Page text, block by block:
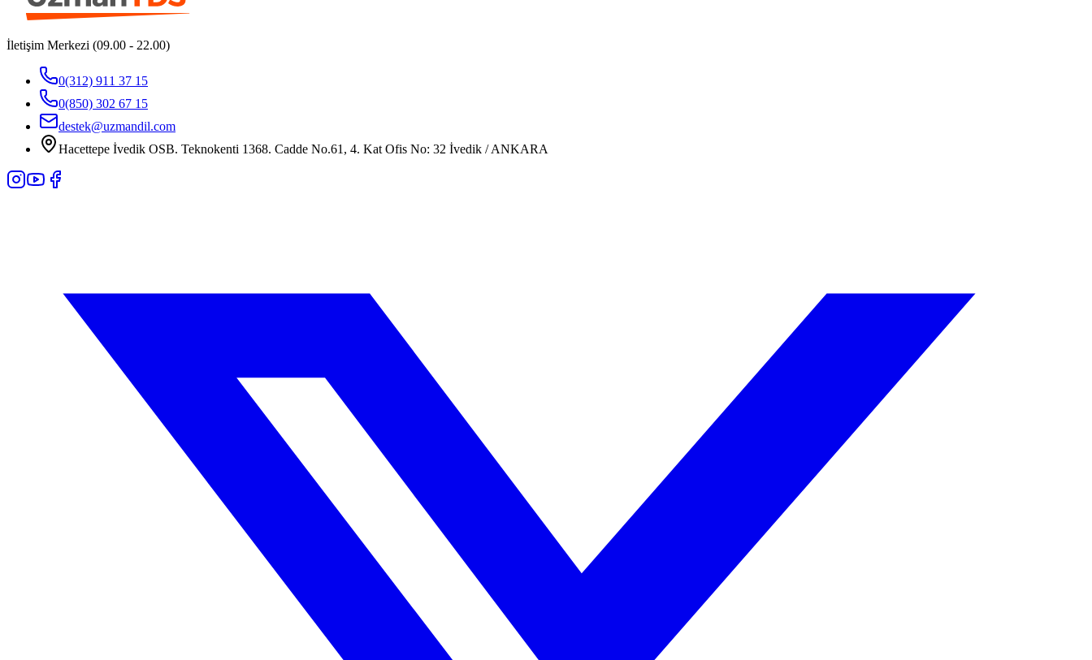
İletişim Merkezi (09.00 - 22.00)
0(312) 911 37 15
0(850) 302 67 15
destek@uzmandil.com
Hacettepe İvedik OSB. Teknokenti 1368. Cadde No.61, 4. Kat Ofis No: 32 İvedik / ANKARA